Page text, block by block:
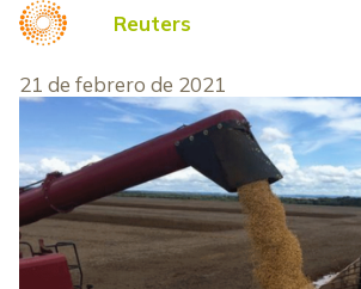
Reuters
21 de febrero de 2021